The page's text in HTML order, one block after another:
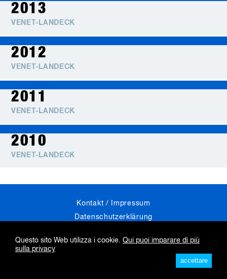
Questo sito Web utilizza i cookie. Qui puoi imparare di più
sulla privacy
accettare
2013
VENET-LANDECK
2012
VENET-LANDECK
2011
VENET-LANDECK
2010
VENET-LANDECK
Skip
Kontakt / Impressum
Datenschutzerklärung